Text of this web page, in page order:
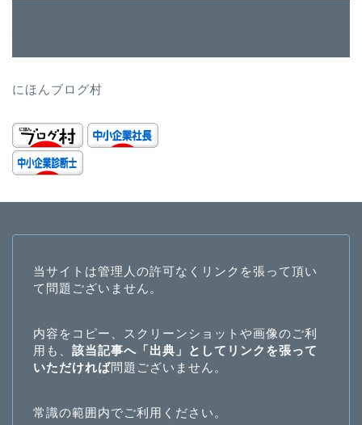
にほんブログ村
当サイトは管理人の許可なくリンクを張って頂い
て問題ございません。
内容をコピー、スクリーンショットや画像のご利
用も、 該当記事へ「出典」としてリンクを張って
いただければ問題ございません。
常識の範囲内でご利用ください。